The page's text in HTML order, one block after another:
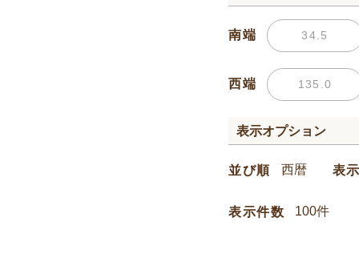
南端
西端
表示オプション
並び順 表
表示件数